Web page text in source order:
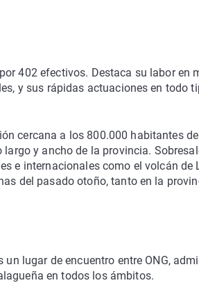
402 efectivos. Destaca su labor en
y sus rápidas actuaciones en todo
cercana a los 800.000 habitantes
y ancho de la provincia.
e internacionales como el volcán de
del pasado otoño, tanto en la
lugar de encuentro entre ONG,
en todos los ámbitos.